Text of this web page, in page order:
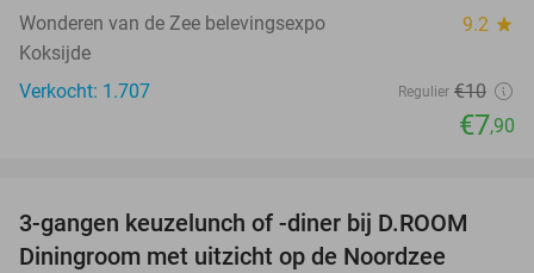
Wonderen van de Zee belevingsexpo 9.2 star
Koksijde
Verkocht: 1.707
Regulier €10
€7,90
29%
3-gangen keuzelunch of -diner bij D.ROOM
Diningroom met uitzicht op de Noordzee